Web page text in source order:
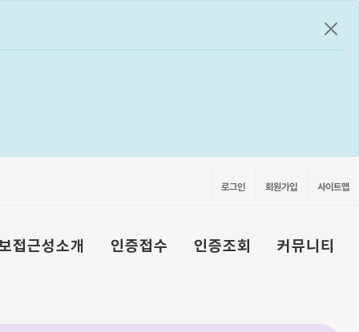
공지
로그인 회원가입 사이트맵
접근성소개 인증접수 인증조회 커뮤니티